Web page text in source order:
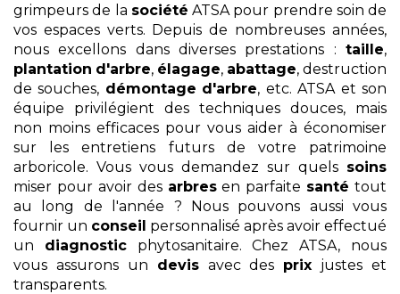
grimpeurs de la société ATSA pour prendre soin de
vos espaces verts. Depuis de nombreuses années,
nous excellons dans diverses prestations : taille,
plantation d'arbre, élagage, abattage, destruction
de souches, démontage d'arbre, etc. ATSA et son
équipe privilégient des techniques douces, mais
non moins efficaces pour vous aider à économiser
sur les entretiens futurs de votre patrimoine
arboricole. Vous vous demandez sur quels soins
miser pour avoir des arbresen parfaite santé tout
au long de l'année ? Nous pouvons aussi vous
fournir un conseil personnalisé après avoir effectué
un diagnosticphytosanitaire. Chez ATSA, nous
vous assurons un devisavec des prix justes et
transparents.